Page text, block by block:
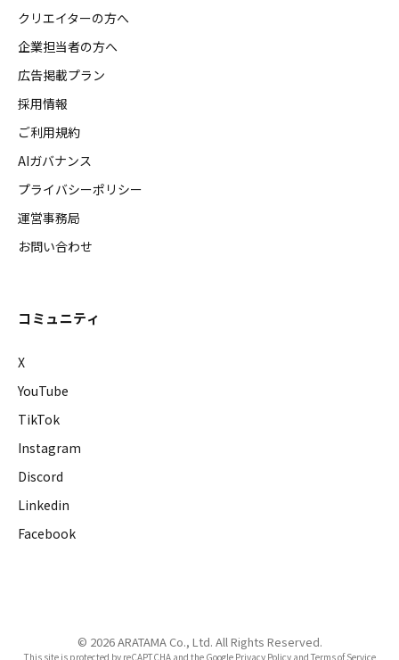
クリエイターの方へ
企業担当者の方へ
広告掲載プラン
採用情報
ご利用規約
AIガバナンス
プライバシーポリシー
運営事務局
お問い合わせ
コミュニティ
X
YouTube
TikTok
Instagram
Discord
Linkedin
Facebook
© 2026 ARATAMA Co., Ltd. All Rights Reserved.
This site is protected by reCAPTCHA and the Google Privacy Policy and Terms of Service